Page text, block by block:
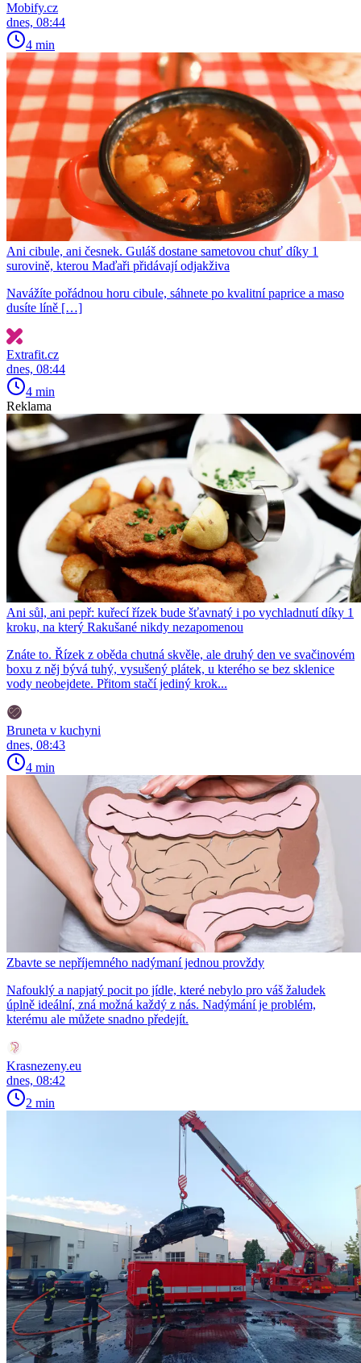
Mobify.cz
dnes, 08:44
4 min
Ani cibule, ani česnek. Guláš dostane sametovou chuť díky 1
surovině, kterou Maďaři přidávají odjakživa
Navážíte pořádnou horu cibule, sáhnete po kvalitní paprice a maso
dusíte líně […]
Extrafit.cz
dnes, 08:44
4 min
Reklama
Ani sůl, ani pepř: kuřecí řízek bude šťavnatý i po vychladnutí díky 1
kroku, na který Rakušané nikdy nezapomenou
Znáte to. Řízek z oběda chutná skvěle, ale druhý den ve svačinovém
boxu z něj bývá tuhý, vysušený plátek, u kterého se bez sklenice
vody neobejdete. Přitom stačí jediný krok...
Bruneta v kuchyni
dnes, 08:43
4 min
Zbavte se nepříjemného nadýmaní jednou provždy
Nafouklý a napjatý pocit po jídle, které nebylo pro váš žaludek
úplně ideální, zná možná každý z nás. Nadýmání je problém,
kterému ale můžete snadno předejít.
Krasnezeny.eu
dnes, 08:42
2 min